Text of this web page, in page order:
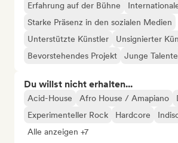
Erfahrung auf der Bühne
Starke Präsenz in den sozialen Medien
Unterstützte Künstler
Unsignierter
Bevorstehendes Projekt
Junge Talente
Du willst nicht erhalten...
Acid-House Afro House / Amapiano
Experimenteller Rock
Hardcore
Alle anzeigen +7